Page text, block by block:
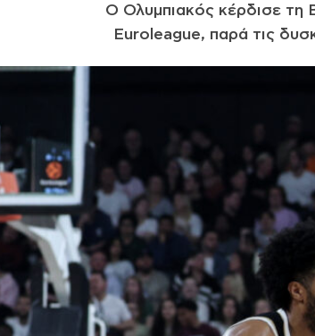
Ο Ολυμπιακός κέρδισε τη
Euroleague, παρά τις